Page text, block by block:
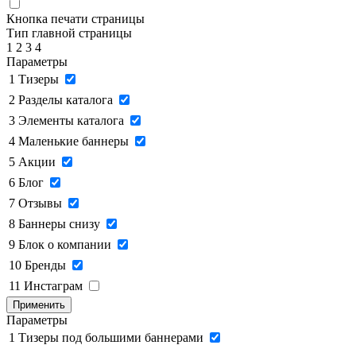
Кнопка печати страницы
Тип главной страницы
1 2 3 4
Параметры
1 Тизеры
2 Разделы каталога
3 Элементы каталога
4 Маленькие баннеры
5 Акции
6 Блог
7 Отзывы
8 Баннеры снизу
9 Блок о компании
10 Бренды
11 Инстаграм
Применить
Параметры
1 Тизеры под большими баннерами